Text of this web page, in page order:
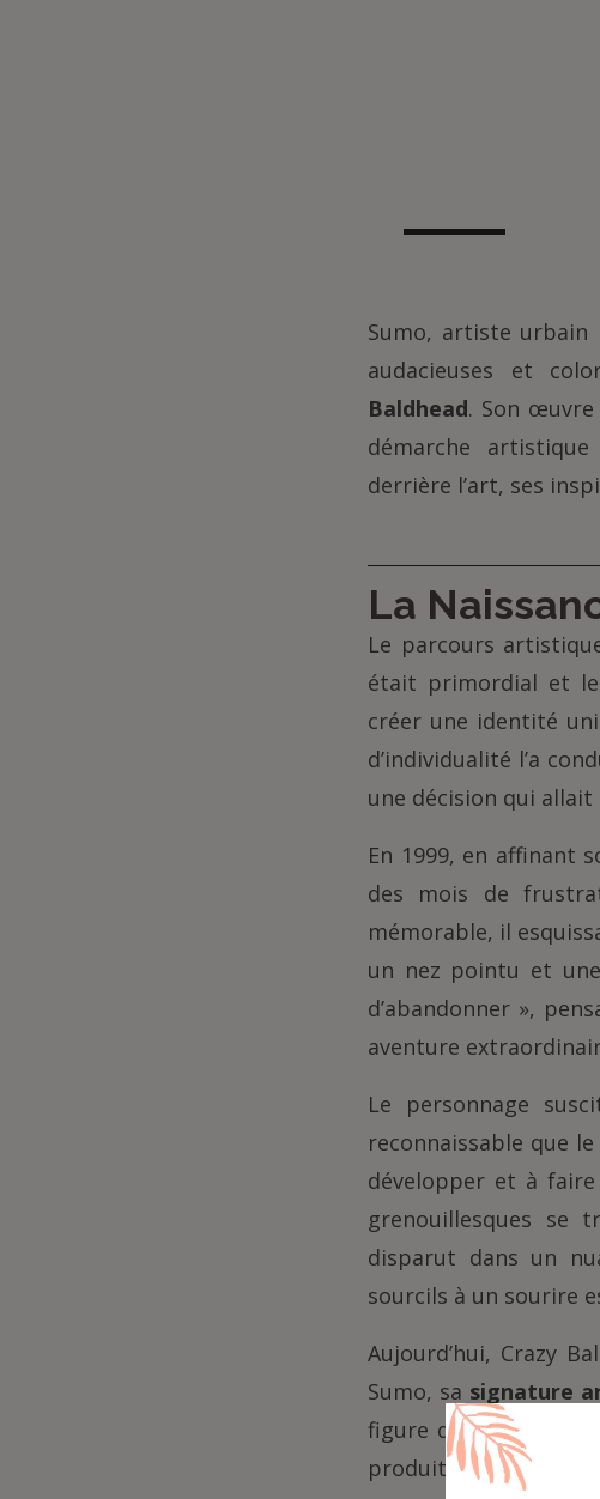
Sumo, artiste urbain
audacieuses et
Baldhead. Son
démarche
derrière l’art, ses
La
Le parcours
était primordial et le
créer une identité
d’individualité l’a
une décision qui
En 1999, en affinant
des mois de
mémorable, il
un nez pointu et
d’abandonner »,
aventure
Le personnage
reconnaissable que
développer et à
grenouillesques se
disparut dans un
sourcils à un sourire
Aujourd’hui, Crazy
Sumo, sa signature
figure dans toutes
produits dérivés, et